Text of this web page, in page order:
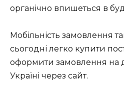
органічно впишеться в
Мобільність замовлення
сьогодні легко купити
оформити замовлення на
Україні через сайт.